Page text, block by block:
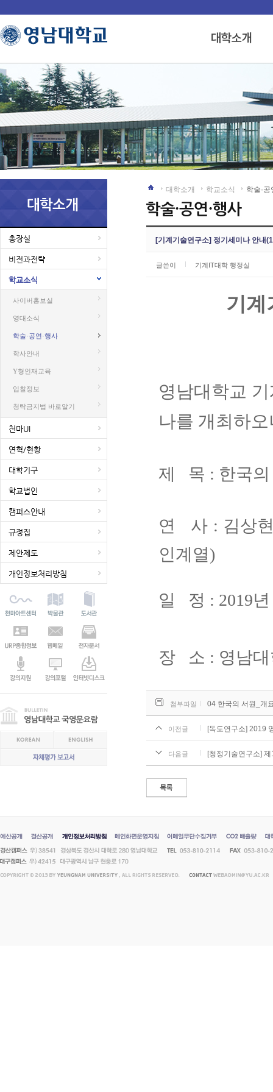
총장실
비전과전략
학교소식
사이버홍보실
영대소식
학술·공연·행사
학사안내
Y형인재교육
입찰정보
청탁금지법 바로알기
천마UI
연혁/현황
대학기구
학교법인
캠퍼스안내
규정집
제안제도
개인정보처리방침
대학소개 학교소식 학술·공
[기계기술연구소] 정기세미나 안내
글쓴이 기계IT대학 행정실
기계
영남대학교
나를 개최하
제 목 : 한국의
연 사 : 김상현
인계열)
일 정 : 2019년
장 소 : 영남대
첨부파일 04 한국의 서원_개
이전글 [독도연구소] 2019
다음글 [청정기술연구소]